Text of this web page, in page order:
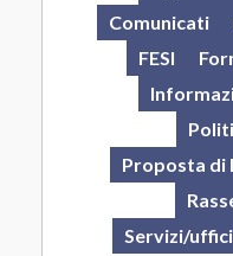
Comunicati
FESI
Proposta di
Servizi/